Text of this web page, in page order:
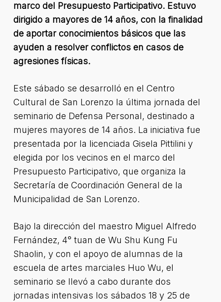
marco del Presupuesto Participativo. Estuvo
dirigido a mayores de 14 años, con la finalidad
de aportar conocimientos básicos que las
ayuden a resolver conflictos en casos de
agresiones físicas.
Este sábado se desarrolló en el Centro
Cultural de San Lorenzo la última jornada del
seminario de Defensa Personal, destinado a
mujeres mayores de 14 años. La iniciativa fue
presentada por la licenciada Gisela Pittilini y
elegida por los vecinos en el marco del
Presupuesto Participativo, que organiza la
Secretaría de Coordinación General de la
Municipalidad de San Lorenzo.
Bajo la dirección del maestro Miguel Alfredo
Fernández, 4° tuan de Wu Shu Kung Fu
Shaolin, y con el apoyo de alumnas de la
escuela de artes marciales Huo Wu, el
seminario se llevó a cabo durante dos
jornadas intensivas los sábados 18 y 25 de